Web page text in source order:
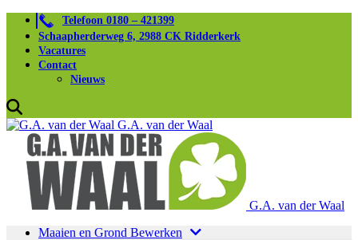
Telefoon 0180 – 421399
Schaapherderweg 6, 2988 CK Ridderkerk
Vacatures
Contact
Nieuws
G.A. van der Waal
G.A. van der Waal
Maaien en Grond Bewerken